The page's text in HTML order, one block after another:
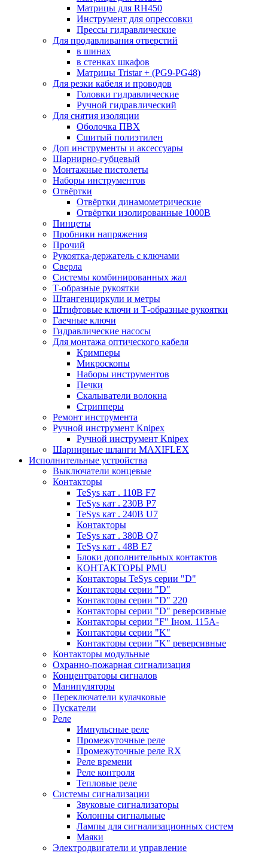
Матрицы для RH450
Инструмент для опрессовки
Прессы гидравлические
Для продавливания отверстий
в шинах
в стенках шкафов
Матрицы Tristar + (PG9-PG48)
Для резки кабеля и проводов
Головки гидравлические
Ручной гидравлический
Для снятия изоляции
Оболочка ПВХ
Сшитый полиэтилен
Доп инструменты и аксессуары
Шарнирно-губцевый
Монтажные пистолеты
Наборы инструментов
Отвёртки
Отвёртки динамометрические
Отвёртки изолированные 1000В
Пинцеты
Пробники напряжения
Прочий
Рукоятка-держатель с ключами
Сверла
Системы комбинированных жал
Т-образные рукоятки
Штангенциркули и метры
Штифтовые ключи и Т-образные рукоятки
Гаечные ключи
Гидравлические насосы
Для монтажа оптического кабеля
Кримперы
Микроскопы
Наборы инструментов
Печки
Скалыватели волокна
Стрипперы
Ремонт инструмента
Ручной инструмент Knipex
Ручной инструмент Knipex
Шарнирные шланги MAXIFLEX
Исполнительные устройства
Выключатели концевые
Контакторы
TeSys кат . 110В F7
TeSys кат . 230В P7
TeSys кат . 240В U7
Контакторы
TeSys кат . 380В Q7
TeSys кат . 48В E7
Блоки дополнительных контактов
КОНТАКТОРЫ PMU
Контакторы TeSys серии "D"
Контакторы серии "D"
Контакторы серии "D" 220
Контакторы серии "D" реверсивные
Контакторы серии "F" Iном. 115А-
Контакторы серии "K"
Контакторы серии "K" реверсивные
Контакторы модульные
Охранно-пожарная сигнализация
Концентраторы сигналов
Манипуляторы
Переключатели кулачковые
Пускатели
Реле
Импульсные реле
Промежуточные реле
Промежуточные реле RX
Реле времени
Реле контроля
Тепловые реле
Системы сигнализации
Звуковые сигнализаторы
Колонны сигнальные
Лампы для сигнализационных систем
Маяки
Электродвигатели и управление